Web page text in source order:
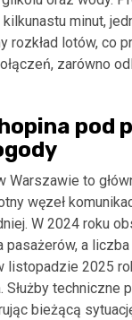
minut,
rozkład lotów, co
zarówno
pod
Warszawie to
węzeł
W 2024 roku
pasażerów, a liczba
listopadzie 2025
Służby techniczne
bieżącą